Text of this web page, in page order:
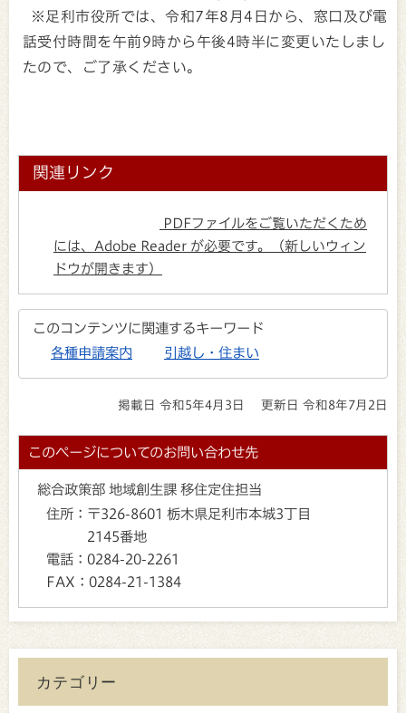
※足利市役所では、令和7年8月4日から、窓口及び電
話受付時間を午前9時から午後4時半に変更いたしまし
たので、ご了承ください。
関連リンク
PDFファイルをご覧いただくため
には、Adobe Reader が必要です。（新しいウィン
ドウが開きます）
このコンテンツに関連するキーワード
各種申請案内
引越し・住まい
掲載日 令和5年4月3日 更新日 令和8年7月2日
このページについてのお問い合わせ先
総合政策部 地域創生課 移住定住担当
住所： 〒326-8601 栃木県足利市本城3丁目
2145番地
電話： 0284-20-2261
FAX： 0284-21-1384
カテゴリー